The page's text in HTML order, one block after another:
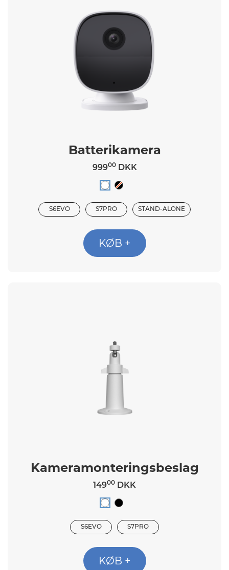
Batterikamera
99900DKK
S6EVO S7PRO STAND-ALONE
KØB +
Kameramonteringsbeslag
14900 DKK
S6EVO S7PRO
KØB +